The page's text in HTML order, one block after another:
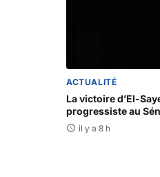
ACTUALITÉ
La victoire d’El-
progressiste au
il y a 8 h